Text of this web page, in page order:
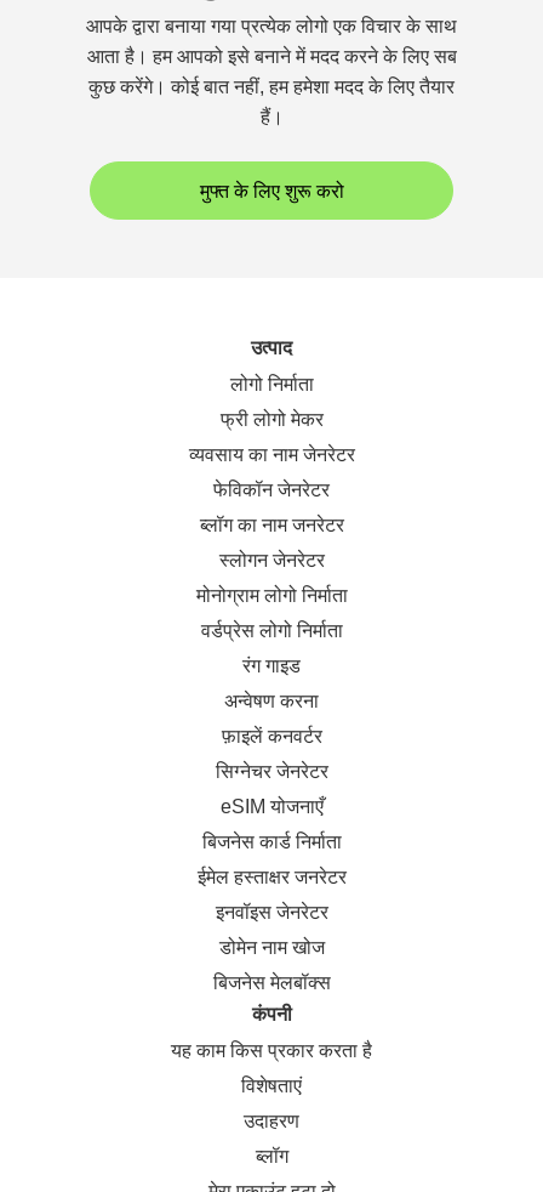
आपके द्वारा बनाया गया प्रत्येक लोगो एक विचार के साथ
आता है। हम आपको इसे बनाने में मदद करने के लिए सब
कुछ करेंगे। कोई बात नहीं, हम हमेशा मदद के लिए तैयार
हैं।
मुफ्त के लिए शुरू करो
उत्पाद
लोगो निर्माता
फ्री लोगो मेकर
व्यवसाय का नाम जेनरेटर
फेविकॉन जेनरेटर
ब्लॉग का नाम जनरेटर
स्लोगन जेनरेटर
मोनोग्राम लोगो निर्माता
वर्डप्रेस लोगो निर्माता
रंग गाइड
अन्वेषण करना
फ़ाइलें कनवर्टर
सिग्नेचर जेनरेटर
eSIM योजनाएँ
बिजनेस कार्ड निर्माता
ईमेल हस्ताक्षर जनरेटर
इनवॉइस जेनरेटर
डोमेन नाम खोज
बिजनेस मेलबॉक्स
कंपनी
यह काम किस प्रकार करता है
विशेषताएं
उदाहरण
ब्लॉग